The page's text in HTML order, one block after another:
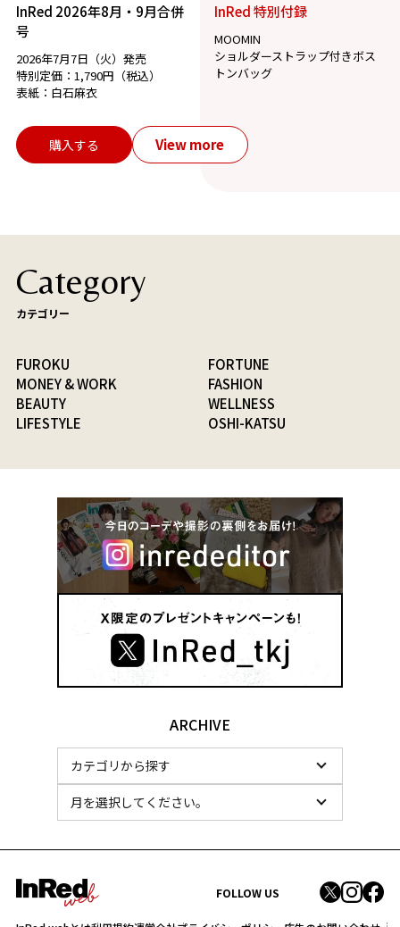
InRed 2026年8月・9月合併
号
2026年7月7日（火）発売
特別定価：1,790円（税込）
表紙：白石麻衣
InRed 特別付録
MOOMIN
ショルダーストラップ付きボス
トンバッグ
購入する View more
Category
カテゴリー
FUROKU
FORTUNE
MONEY & WORK
FASHION
BEAUTY
WELLNESS
LIFESTYLE
OSHI-KATSU
ARCHIVE
FOLLOW US